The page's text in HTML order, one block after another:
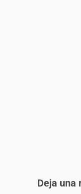
Deja una